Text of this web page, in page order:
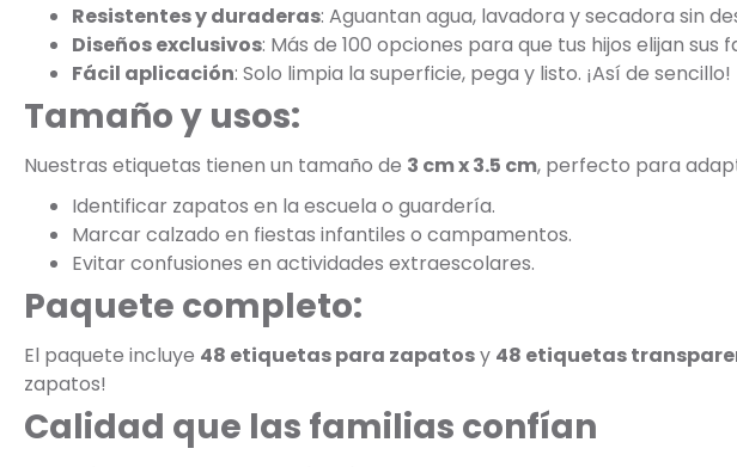
Resistentes y duraderas: Aguantan agua, lavadora y secadora sin
Diseños exclusivos: Más de 100 opciones para que tus hijos elijan sus
Fácil aplicación: Solo limpia la superficie, pega y listo. ¡Así de sencillo!
Tamaño y usos:
Nuestras etiquetas tienen un tamaño de 3 cm x 3.5 cm, perfecto para
Identificar zapatos en la escuela o guardería.
Marcar calzado en fiestas infantiles o campamentos.
Evitar confusiones en actividades extraescolares.
Paquete completo:
El paquete incluye 48 etiquetas para zapatosy 48 etiquetas
zapatos!
Calidad que las familias confían